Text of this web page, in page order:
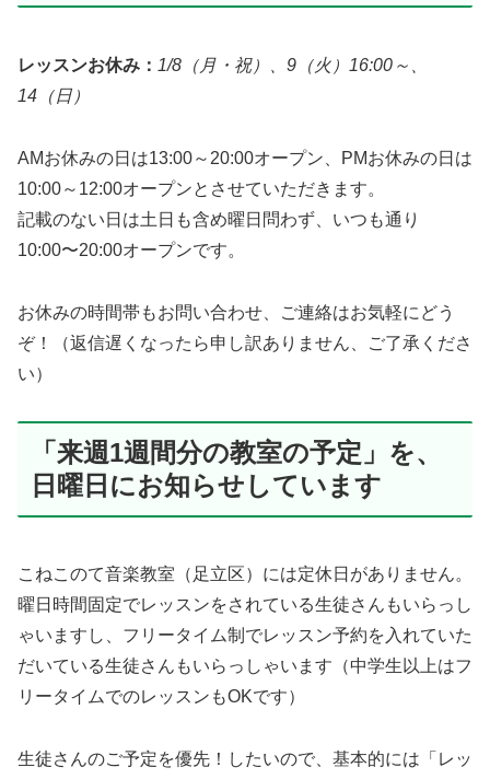
レッスンお休み： 1/8（月・祝）、9（火）16:00～、
14（日）
AMお休みの日は13:00～20:00オープン、PMお休みの日は
10:00～12:00オープンとさせていただきます。
記載のない日は土日も含め曜日問わず、いつも通り
10:00〜20:00オープンです。
お休みの時間帯もお問い合わせ、ご連絡はお気軽にどう
ぞ！（返信遅くなったら申し訳ありません、ご了承くださ
い）
「来週1週間分の教室の予定」を、
日曜日にお知らせしています
こねこのて音楽教室（足立区）には定休日がありません。
曜日時間固定でレッスンをされている生徒さんもいらっし
ゃいますし、フリータイム制でレッスン予約を入れていた
だいている生徒さんもいらっしゃいます（中学生以上はフ
リータイムでのレッスンもOKです）
生徒さんのご予定を優先！したいので、基本的には「レッ